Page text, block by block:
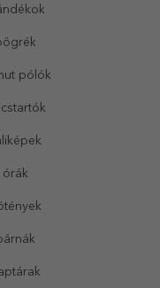
pólók
órák